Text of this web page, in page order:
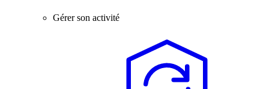
Gérer son activité